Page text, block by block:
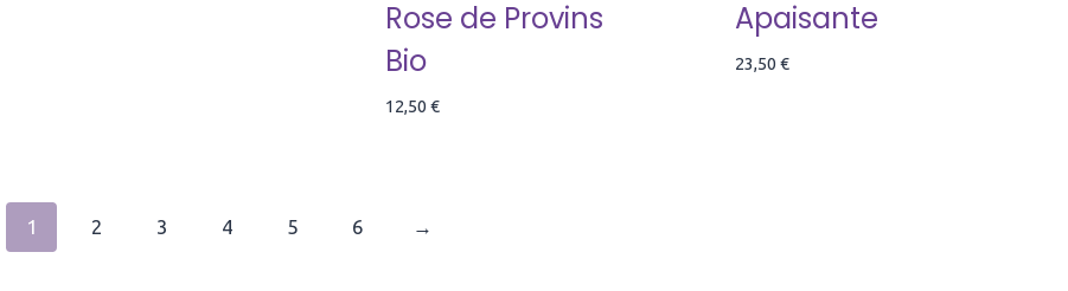
Rose de Provins
Bio
12,50 €
Apaisante
23,50 €
1 2 3 4 5 6 →